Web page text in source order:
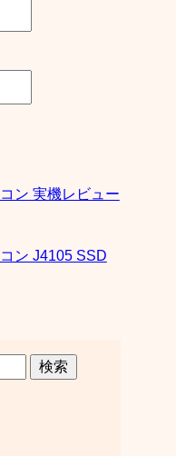
ン 実機レビュー
ン J4105 SSD
検索